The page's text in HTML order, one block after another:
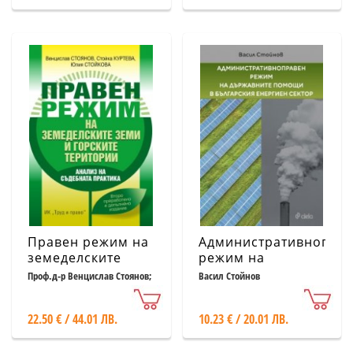
Правен режим на
земеделските
земи и горските
Проф.д-р Венцислав Стоянов;
22.50 € / 44.01 ЛВ.
режим на
държавните
енергиен сектор
Васил Стойнов
10.23 € / 20.01 ЛВ.